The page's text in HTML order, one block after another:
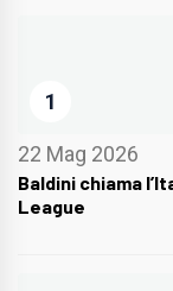
1
22 Mag 2026
Baldini chiama
League